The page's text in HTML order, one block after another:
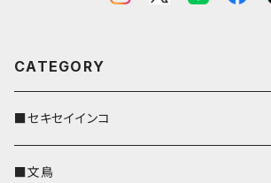
CATEGORY
■セキセイインコ
キーカバー
■文鳥